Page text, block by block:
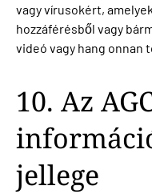
vagy vírusokért,
hozzáférésből vagy
videó vagy hang onnan
10. Az
jellege